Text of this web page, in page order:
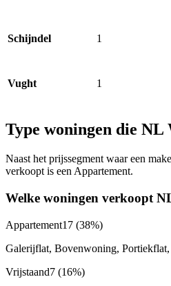
Schijndel 1
Vught 1
Type woningen die
Naast het prijssegment waar een
verkoopt is een Appartement.
Welke woningen verkoopt
Appartement17 (38%)
Galerijflat, Bovenwoning,
Vrijstaand7 (16%)